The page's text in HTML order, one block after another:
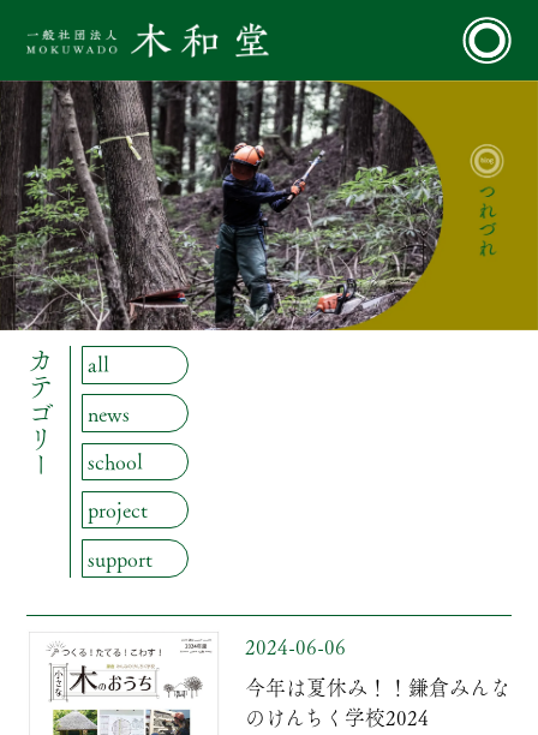
カテゴリー all
news
school
project
support
2024-06-06
今年は夏休み！！鎌倉みんな
のけんちく学校2024